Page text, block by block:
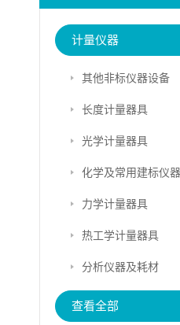
计量仪器
其他非标仪器设备
长度计量器具
光学计量器具
化学及常用建标仪器
力学计量器具
热工学计量器具
分析仪器及耗材
查看全部